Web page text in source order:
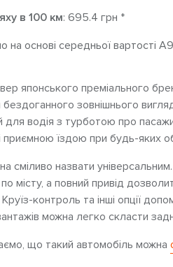
в 100 км: 695.4 грн *
на основі середньої вартості
японського преміального
бездоганного зовнішнього
для водія з турботою про
їздою при будь-яких
сміливо назвати
місту, а повний привід
контроль та інші опції
можна легко скласти
що такий автомобіль можна